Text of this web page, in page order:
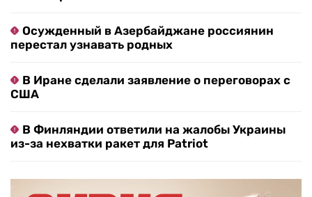
Осужденный в Азербайджане россиянин
перестал узнавать родных
В Иране сделали заявление о переговорах с
США
В Финляндии ответили на жалобы Украины
из-за нехватки ракет для Patriot